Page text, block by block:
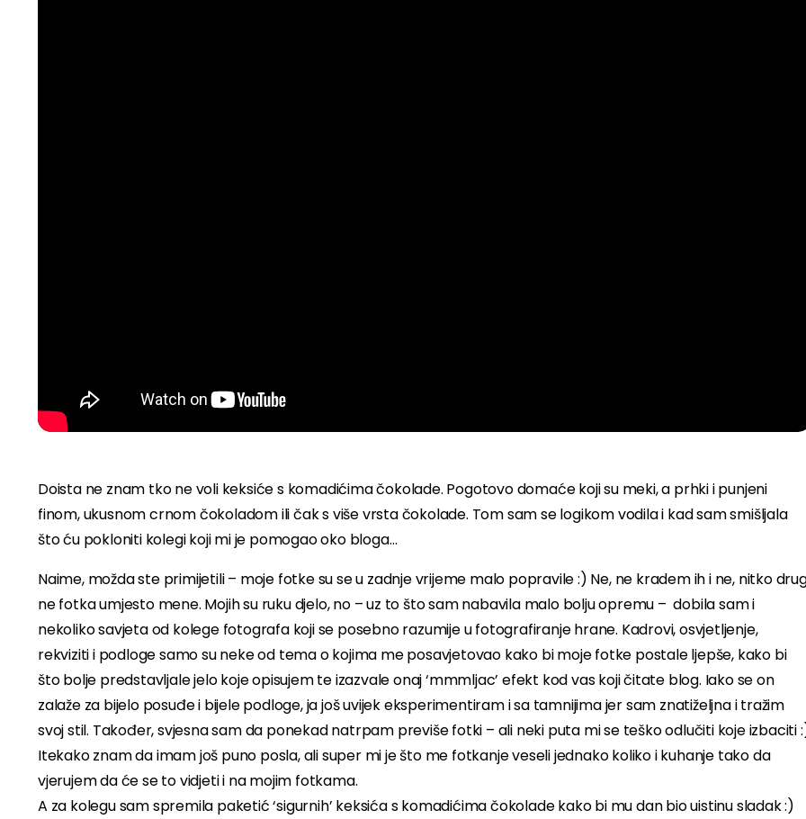
Doista ne znam tko ne voli keksiće s komadićima čokolade. Pogotovo domaće koji su meki, a prhki i punjeni
finom, ukusnom crnom čokoladom ili čak s više vrsta čokolade. Tom sam se logikom vodila i kad sam smišljala
što ću pokloniti kolegi koji mi je pomogao oko bloga…
Naime, možda ste primijetili – moje fotke su se u zadnje vrijeme malo popravile :) Ne, ne kradem ih i ne, nitko
ne fotka umjesto mene. Mojih su ruku djelo, no – uz to što sam nabavila malo bolju opremu – dobila sam i
nekoliko savjeta od kolege fotografa koji se posebno razumije u fotografiranje hrane. Kadrovi, osvjetljenje,
rekviziti i podloge samo su neke od tema o kojima me posavjetovao kako bi moje fotke postale ljepše, kako bi
što bolje predstavljale jelo koje opisujem te izazvale onaj ‘mmmljac’ efekt kod vas koji čitate blog. Iako se on
zalaže za bijelo posuđe i bijele podloge, ja još uvijek eksperimentiram i sa tamnijima jer sam znatiželjna i tražim
svoj stil. Također, svjesna sam da ponekad natrpam previše fotki – ali neki puta mi se teško odlučiti koje izbaciti
Itekako znam da imam još puno posla, ali super mi je što me fotkanje veseli jednako koliko i kuhanje tako da
vjerujem da će se to vidjeti i na mojim fotkama.
A za kolegu sam spremila paketić ‘sigurnih’ keksića s komadićima čokolade kako bi mu dan bio uistinu sladak :)